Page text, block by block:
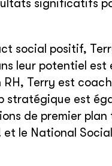
significatifs
social positif,
leur potentiel est
RH, Terry est
stratégique est
de premier plan
le National